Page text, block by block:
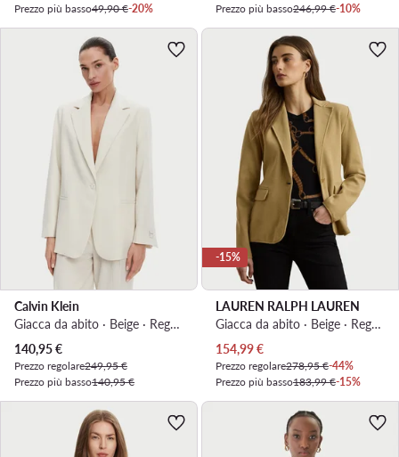
Prezzo più basso49,90 €-20%
Prezzo più basso246,99 €-10%
Calvin Klein
Giacca da abito · Beige · Regular Fit
Prezzo attuale
140,95€
Prezzo regolare249,95 €
Prezzo più basso140,95 €
-15%
LAUREN RALPH LAUREN
Giacca da abito · Beige · Regular Fit
Prezzo attuale
154,99€
Prezzo regolare278,95 €-44%
Prezzo più basso183,99 €-15%